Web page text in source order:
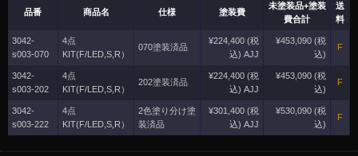
品番 商品名 仕様 塗装費
未塗装品+塗装
費合計
送
料
3042-
s003-070
4点
KIT(F/LED,S,R）
070塗装済品
¥224,400 (税
込) AJJ
¥453,090 (税
込)
F
3042-
s003-202
4点
KIT(F/LED,S,R）
202塗装済品
¥224,400 (税
込) AJJ
¥453,090 (税
込)
F
3042-
s003-222
4点
KIT(F/LED,S,R）
2色塗り分け塗
装済品
¥301,400 (税
込) AJJ
¥530,090 (税
込)
F